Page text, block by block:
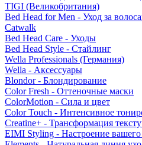
TIGI (Великобритания)
Bed Head for Men - Уход за
Catwalk
Bed Head Care - Уходы
Bed Head Style - Стайлинг
Wella Professionals (Германия)
Wella - Аксессуары
Blondor - Блондирование
Color Fresh - Оттеночные маски
ColorMotion - Сила и цвет
Color Touch - Интенсивное
Creatine+ - Трансформация
EIMI Styling - Настроение вашего